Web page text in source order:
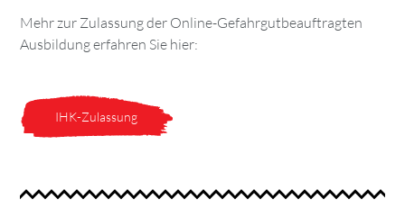
Mehr zur Zulassung der Online-Gefahrgutbeauftragten
Ausbildung erfahren Sie hier:
IHK-Zulassung